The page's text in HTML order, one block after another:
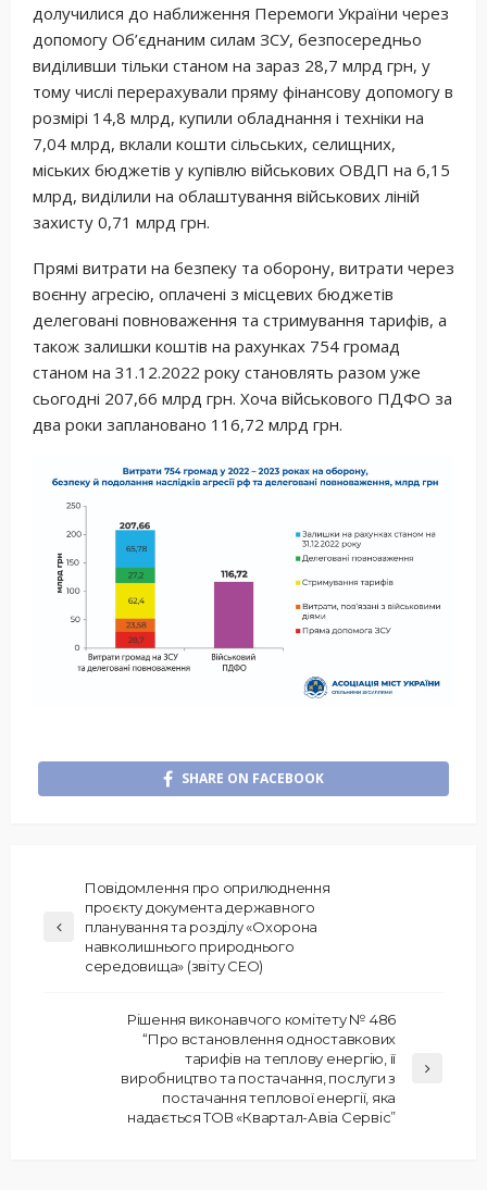
долучилися до наближення Перемоги України через
допомогу Об’єднаним силам ЗСУ, безпосередньо
виділивши тільки станом на зараз 28,7 млрд грн, у
тому числі перерахували пряму фінансову допомогу в
розмірі 14,8 млрд, купили обладнання і техніки на
7,04 млрд, вклали кошти сільських, селищних,
міських бюджетів у купівлю військових ОВДП на 6,15
млрд, виділили на облаштування військових ліній
захисту 0,71 млрд грн.
Прямі витрати на безпеку та оборону, витрати через
воєнну агресію, оплачені з місцевих бюджетів
делеговані повноваження та стримування тарифів, а
також залишки коштів на рахунках 754 громад
станом на 31.12.2022 року становлять разом уже
сьогодні 207,66 млрд грн. Хоча військового ПДФО за
два роки заплановано 116,72 млрд грн.
SHARE ON FACEBOOK
Повідомлення про оприлюднення
проєкту документа державного
планування та розділу «Охорона
навколишнього природнього
середовища» (звіту СЕО)
Рішення виконавчого комітету № 486
“Про встановлення одноставкових
тарифів на теплову енергію, її
виробництво та постачання, послуги з
постачання теплової енергії, яка
надається ТОВ «Квартал-Авіа Сервіс”